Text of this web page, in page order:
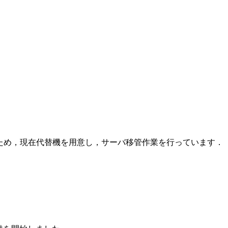
，現在代替機を用意し，サーバ移管作業を行っています．